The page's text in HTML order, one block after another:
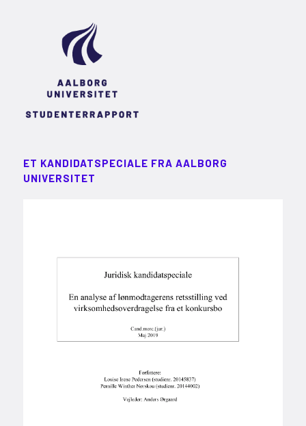
ET KANDIDATSPECIALE FRA AALBORG
UNIVERSITET